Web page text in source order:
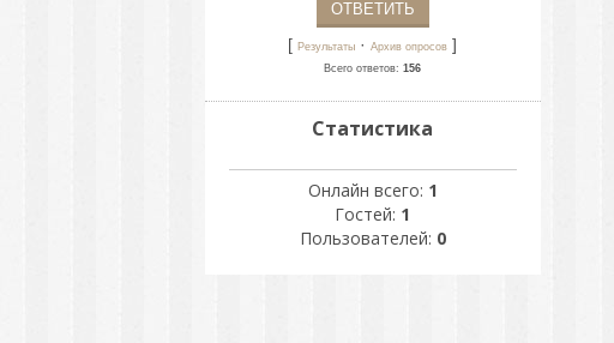
[ Результаты · Архив опросов ]
Всего ответов: 156
Статистика
Онлайн всего: 1
Гостей: 1
Пользователей: 0